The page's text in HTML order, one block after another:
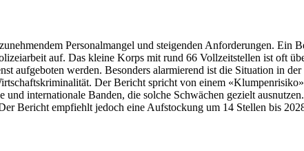
Personalmangel und steigenden Anforderungen. Ein
auf. Das kleine Korps mit rund 66 Vollzeitstellen ist oft
aufgeboten werden. Besonders alarmierend ist die Situation in
Der Bericht spricht von einem
internationale Banden, die solche Schwächen gezielt
Bericht empfiehlt jedoch eine Aufstockung um 14 Stellen bis